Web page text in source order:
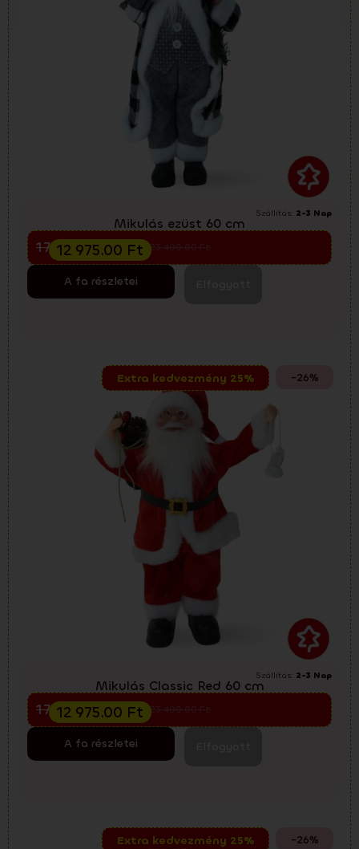
Szállítás: 2-3 Nap
Mikulás ezüst 60 cm
Előkarácsonyi kiárusítás
23 400.00
17 300.00Ft
12 975.00 Ft
A fa részletei
-26%
Extra kedvezmény 25%
Szállítás: 2-3 Nap
Mikulás Classic Red 60 cm
Előkarácsonyi kiárusítás
23 400.00
17 300.00Ft
12 975.00 Ft
A fa részletei
-26%
Extra kedvezmény 25%